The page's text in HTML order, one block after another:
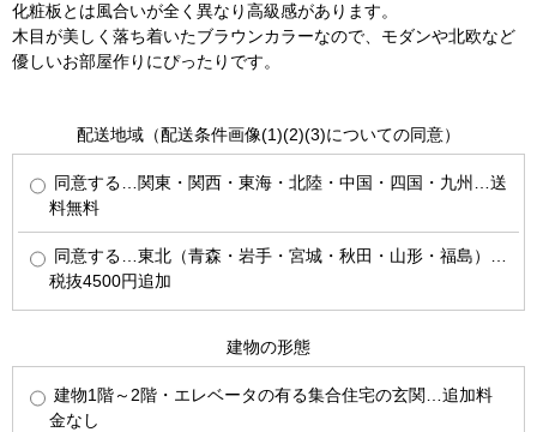
化粧板とは風合いが全く異なり高級感があります。
木目が美しく落ち着いたブラウンカラーなので、モダンや北欧など
優しいお部屋作りにぴったりです。
配送地域（配送条件画像(1)(2)(3)についての同意）
同意する…関東・関西・東海・北陸・中国・四国・九州…送
料無料
同意する…東北（青森・岩手・宮城・秋田・山形・福島）…
税抜4500円追加
建物の形態
建物1階～2階・エレベータの有る集合住宅の玄関…追加料
金なし